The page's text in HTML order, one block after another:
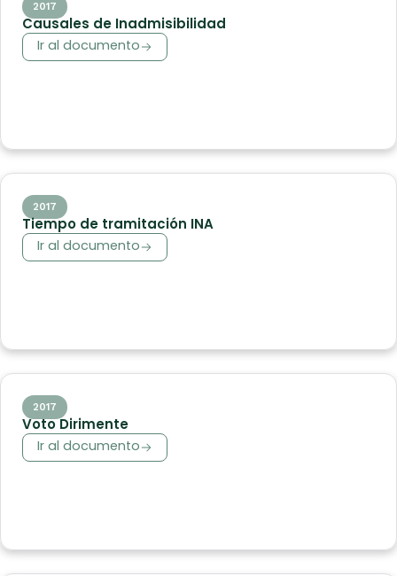
2017
Causales de Inadmisibilidad
Ir al documento
2017
Tiempo de tramitación INA
Ir al documento
2017
Voto Dirimente
Ir al documento